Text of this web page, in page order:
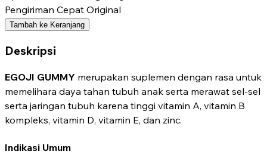
Pengiriman Cepat Original
Tambah ke Keranjang
Deskripsi
EGOJI GUMMY merupakan suplemen dengan rasa untuk
memelihara daya tahan tubuh anak serta merawat sel-sel
serta jaringan tubuh karena tinggi vitamin A, vitamin B
kompleks, vitamin D, vitamin E, dan zinc.
Indikasi Umum